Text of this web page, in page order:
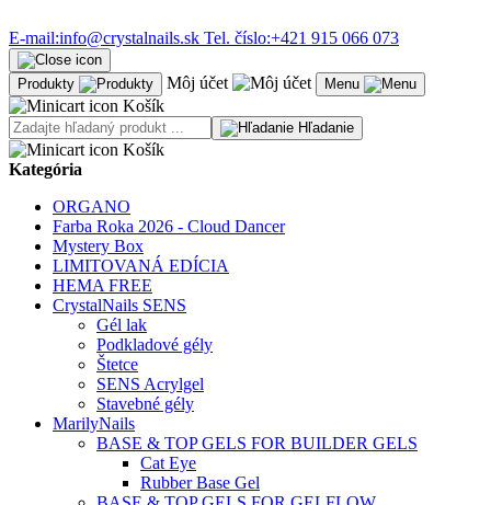
E-mail:info@crystalnails.sk Tel. číslo:+421 915 066 073
Produkty Môj účet Menu
Košík
Hľadanie
Košík
Kategória
ORGANO
Farba Roka 2026 - Cloud Dancer
Mystery Box
LIMITOVANÁ EDÍCIA
HEMA FREE
CrystalNails SENS
Gél lak
Podkladové gély
Štetce
SENS Acrylgel
Stavebné gély
MarilyNails
BASE & TOP GELS FOR BUILDER GELS
Cat Eye
Rubber Base Gel